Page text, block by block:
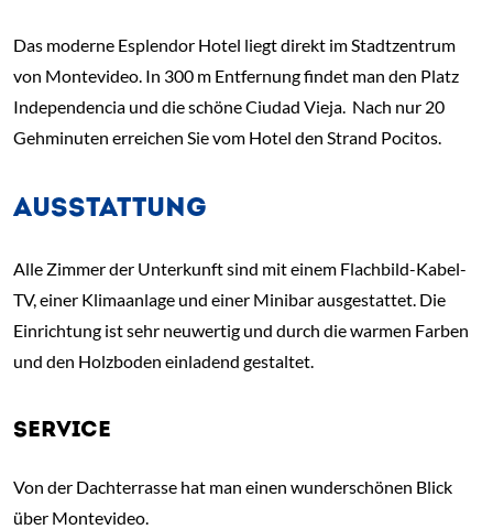
Das moderne Esplendor Hotel liegt direkt im Stadtzentrum
von Montevideo. In 300 m Entfernung findet man den Platz
Independencia und die schöne Ciudad Vieja. Nach nur 20
Gehminuten erreichen Sie vom Hotel den Strand Pocitos.
AUSSTATTUNG
Alle Zimmer der Unterkunft sind mit einem Flachbild-Kabel-
TV, einer Klimaanlage und einer Minibar ausgestattet. Die
Einrichtung ist sehr neuwertig und durch die warmen Farben
und den Holzboden einladend gestaltet.
SERVICE
Von der Dachterrasse hat man einen wunderschönen Blick
über Montevideo.